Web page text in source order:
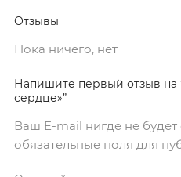
Отзывы
Пока ничего, нет
Напишите первый отзыв на
сердце»”
Ваш E-mail нигде не
обязательные поля для